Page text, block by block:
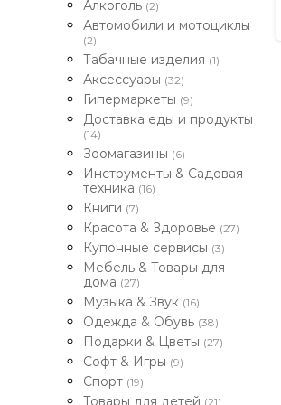
Алкоголь (2)
Автомобили и мотоциклы
(2)
Табачные изделия (1)
Аксессуары (32)
Гипермаркеты (9)
Доставка еды и продукты
(14)
Зоомагазины (6)
Инструменты & Садовая
техника (16)
Книги (7)
Красота & Здоровье (27)
Купонные сервисы (3)
Мебель & Товары для
дома (27)
Музыка & Звук (16)
Одежда & Обувь (38)
Подарки & Цветы (27)
Софт & Игры (9)
Спорт (19)
Товары для детей (21)